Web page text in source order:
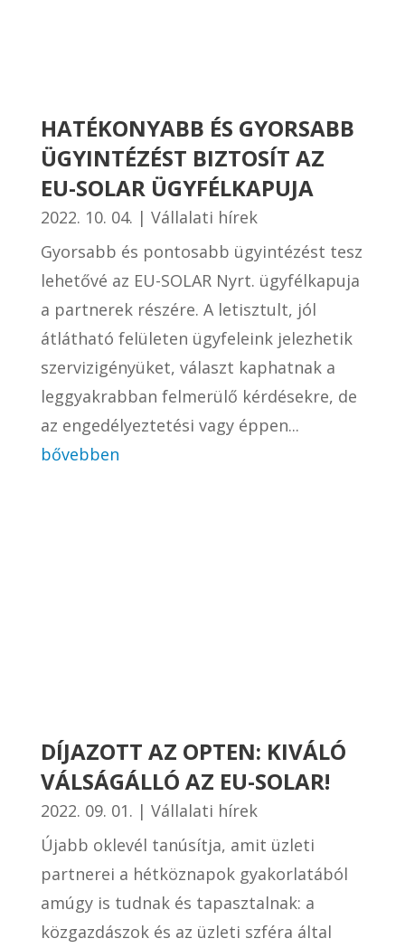
HATÉKONYABB ÉS GYORSABB
ÜGYINTÉZÉST BIZTOSÍT AZ
EU-SOLAR ÜGYFÉLKAPUJA
2022. 10. 04. | Vállalati hírek
Gyorsabb és pontosabb ügyintézést tesz
lehetővé az EU-SOLAR Nyrt. ügyfélkapuja
a partnerek részére. A letisztult, jól
átlátható felületen ügyfeleink jelezhetik
szervizigényüket, választ kaphatnak a
leggyakrabban felmerülő kérdésekre, de
az engedélyeztetési vagy éppen...
bővebben
DÍJAZOTT AZ OPTEN: KIVÁLÓ
VÁLSÁGÁLLÓ AZ EU-SOLAR!
2022. 09. 01. | Vállalati hírek
Újabb oklevél tanúsítja, amit üzleti
partnerei a hétköznapok gyakorlatából
amúgy is tudnak és tapasztalnak: a
közgazdászok és az üzleti szféra által